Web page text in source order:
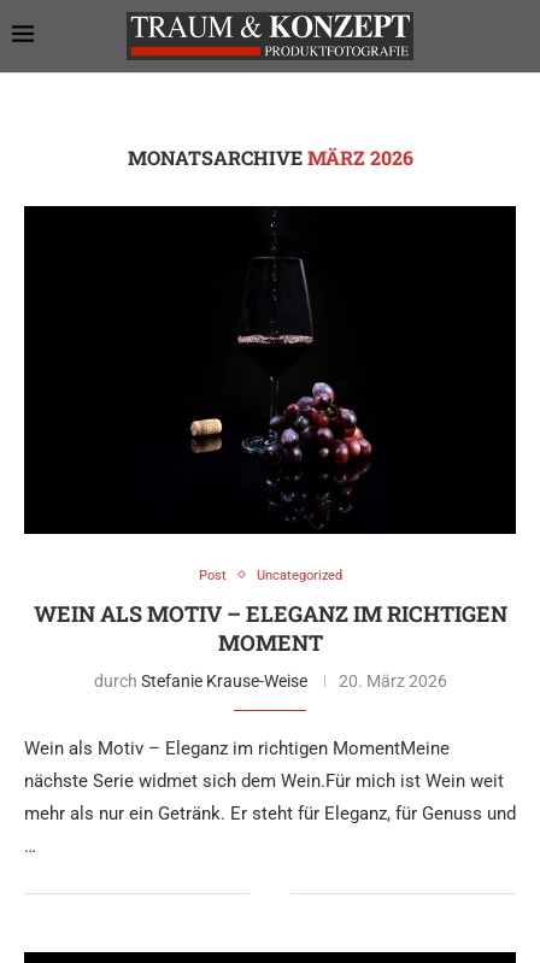
MONATSARCHIVEMÄRZ 2026
Post Uncategorized
WEIN ALS MOTIV – ELEGANZ IM RICHTIGEN
MOMENT
durch Stefanie Krause-Weise 20. März 2026
Wein als Motiv – Eleganz im richtigen MomentMeine
nächste Serie widmet sich dem Wein.Für mich ist Wein weit
mehr als nur ein Getränk. Er steht für Eleganz, für Genuss und
…